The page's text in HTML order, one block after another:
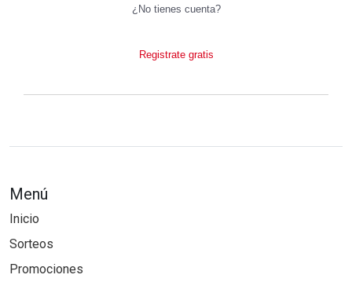
¿No tienes cuenta?
Registrate gratis
Menú
Inicio
Sorteos
Promociones